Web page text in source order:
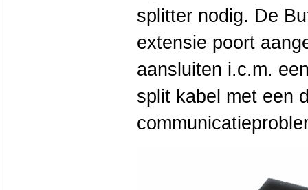
splitter nodig. De
extensie poort
aansluiten i.c.m.
split kabel met een